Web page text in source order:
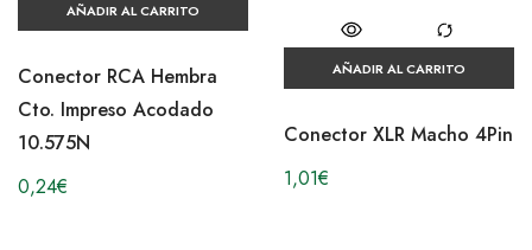
AÑADIR AL CARRITO
Conector RCA Hembra
Cto. Impreso Acodado
10.575N
0,24€
AÑADIR AL CARRITO
Conector XLR Macho 4Pin
1,01€